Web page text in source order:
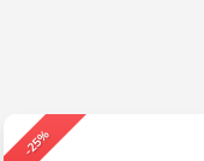
-25%